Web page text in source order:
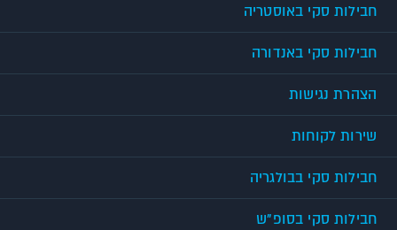
חבילות סקי באוסטריה
חבילות סקי באנדורה
הצהרת נגישות
שירות לקוחות
חבילות סקי בבולגריה
חבילות סקי בסופ"ש